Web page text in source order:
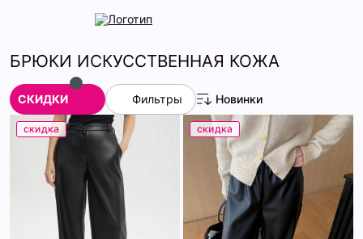
БРЮКИ ИСКУССТВЕННАЯ КОЖА
СКИДКИ Фильтры Новинки
скидка скидка